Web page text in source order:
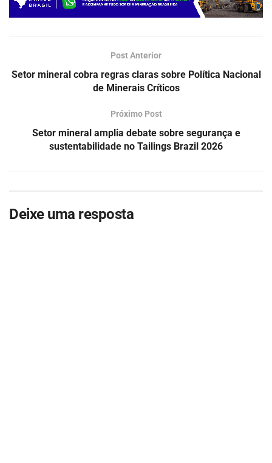
Post Anterior
Setor mineral cobra regras claras sobre Política Nacional
de Minerais Críticos
Próximo Post
Setor mineral amplia debate sobre segurança e
sustentabilidade no Tailings Brazil 2026
Deixe uma resposta